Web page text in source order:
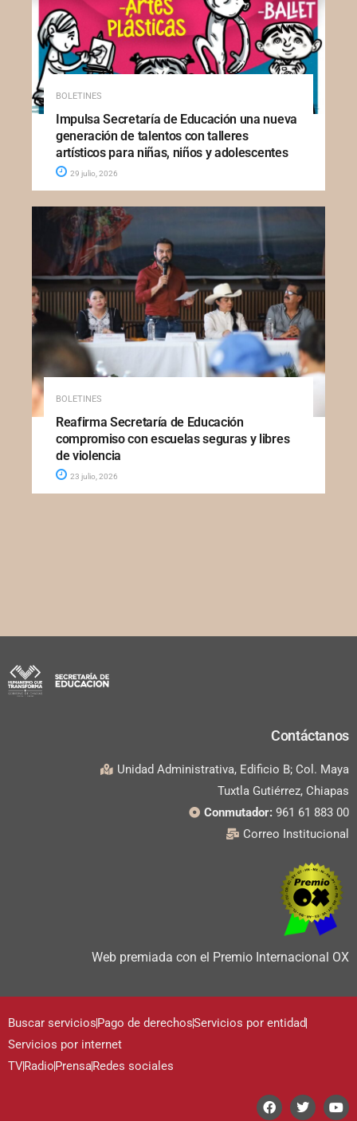
BOLETINES
Impulsa Secretaría de Educación una nueva
generación de talentos con talleres
artísticos para niñas, niños y adolescentes
29 julio, 2026
BOLETINES
Reafirma Secretaría de Educación
compromiso con escuelas seguras y libres
de violencia
23 julio, 2026
Contáctanos
Unidad Administrativa, Edificio B; Col. Maya
Tuxtla Gutiérrez, Chiapas
Conmutador: 961 61 883 00
Correo Institucional
Web premiada con el Premio Internacional OX
Buscar serviciosPago de derechosServicios por entidad
Servicios por internet
TVRadioPrensaRedes sociales